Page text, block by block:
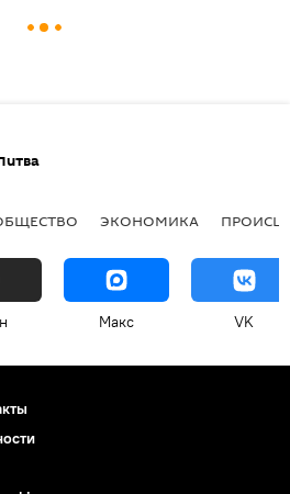
ЭКОНОМИКА
Макс VK